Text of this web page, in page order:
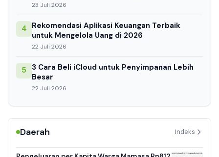
23 Juli 2026
4 Rekomendasi Aplikasi Keuangan Terbaik
untuk Mengelola Uang di 2026
22 Juli 2026
5
3 Cara Beli iCloud untuk Penyimpanan Lebih
Besar
22 Juli 2026
Daerah Indeks